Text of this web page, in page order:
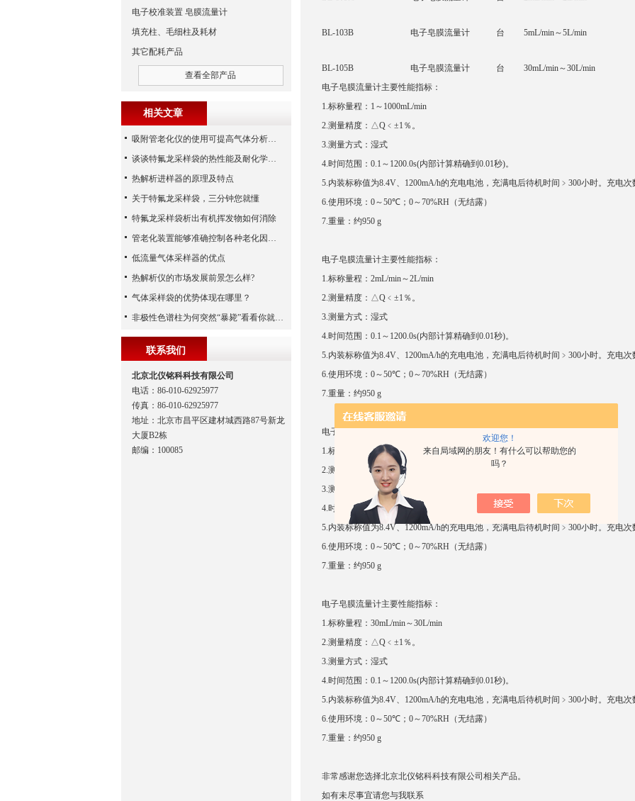
欢迎您！
来自局域网的朋友！有什么可以帮助您的
吗？
BL-103B 电子皂膜流量计 台 5mL/min～5L/min
BL-105B 电子皂膜流量计 台
30mL/min～30L/min
电子皂膜流量计主要性能指标：
1.标称量程： 1 ～ 1000mL/min
2.测量精度：△Q﹤±1 ％。
3.测量方式：湿式
4.时间范围： 0.1 ～ 1200.0s(内部计算精确到 0.01秒)。
5.内装标称值为8.4V、 1200mA/h的充电电池，充满电后待机时间﹥ 300小时。充电次
6.使用环境： 0～50℃； 0～70%RH （无结露）
7.重量：约950 g
电子皂膜流量计主要性能指标：
1.标称量程： 2mL/min～2L/min
2.测量精度：△Q﹤±1 ％。
3.测量方式：湿式
4.时间范围： 0.1 ～ 1200.0s(内部计算精确到 0.01秒)。
5.内装标称值为8.4V、 1200mA/h的充电电池，充满电后待机时间﹥ 300小时。充电次
6.使用环境： 0～50℃； 0～70%RH （无结露）
7.重量：约950 g
电子皂膜流量计主要性能指标：
1.标称量程：5mL/min～
5L/min
2.测量精度：△Q﹤±1％。
3.测量方式：湿式
4.时间范围：0.1～1200.0s( 内部计算精确到 0.01秒)。
5.内装标称值为8.4V、 1200mA/h的充电电池，充满电后待机时间﹥ 300小时。充电次
6.使用环境： 0～50℃； 0～70%RH （无结露）
7.重量：约950 g
电子皂膜流量计主要性能指标：
1.标称量程： 30mL/min～30L/min
2.测量精度：△Q﹤±1 ％。
3.测量方式：湿式
4.时间范围： 0.1 ～ 1200.0s(内部计算精确到 0.01秒)。
5.内装标称值为8.4V、 1200mA/h的充电电池，充满电后待机时间﹥ 300小时。充电次
6.使用环境： 0～50℃； 0～70%RH （无结露）
7.重量：约950 g
非常感谢您选择北京北仪铭科科技有限公司相关产品。
如有未尽事宜请您与我联系
电子校准装置 皂膜流量计
填充柱、毛细柱及耗材
其它配耗产品
查看全部产品
相关文章
吸附管老化仪的使用可提高气体分析、环境监测等领域的工作效率
谈谈特氟龙采样袋的热性能及耐化学药品性能
热解析进样器的原理及特点
关于特氟龙采样袋，三分钟您就懂
特氟龙采样袋析出有机挥发物如何消除
管老化装置能够准确控制各种老化因素的参数
低流量气体采样器的优点
热解析仪的市场发展前景怎么样?
气体采样袋的优势体现在哪里？
非极性色谱柱为何突然“暴毙”看看你就懂了
联系我们
北京北仪铭科科技有限公司
电话：86-010-62925977
传真：86-010-62925977
地址：北京市昌平区建材城西路87号新龙
大厦B2栋
邮编：100085